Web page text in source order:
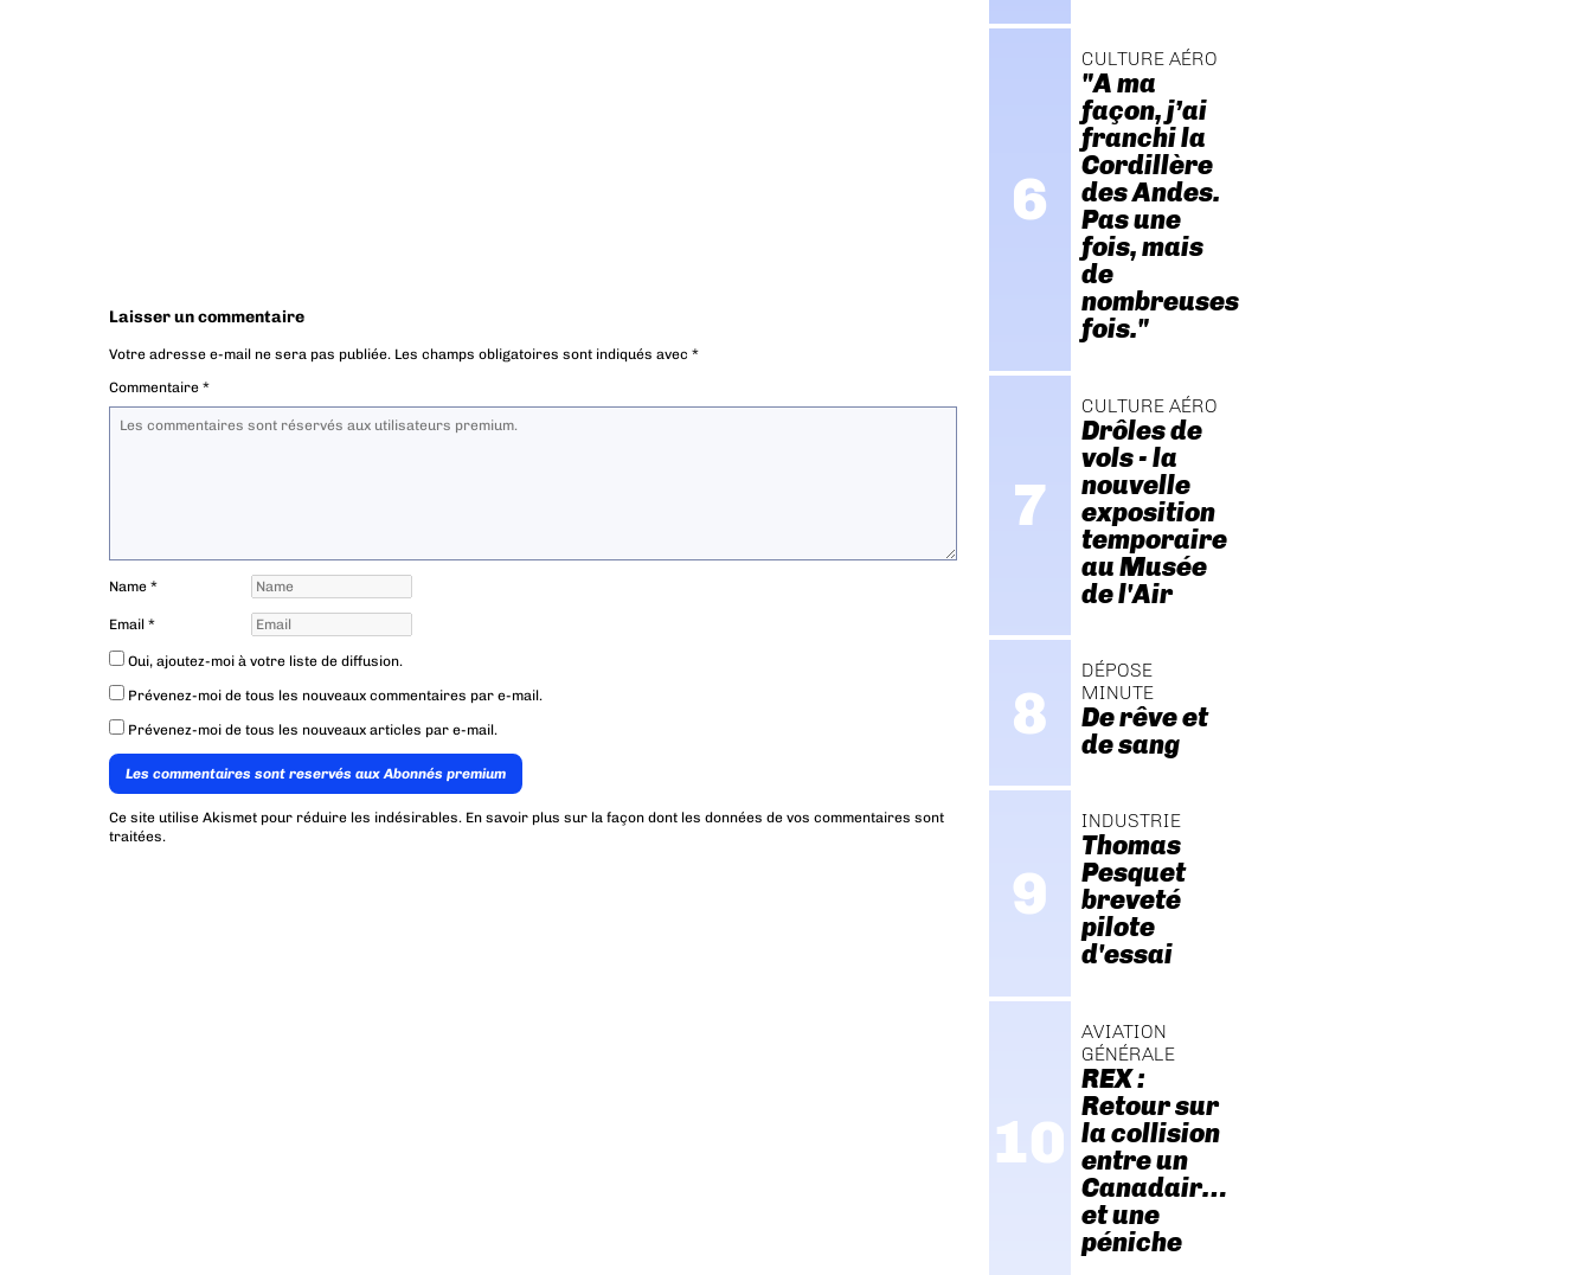
Laisser un commentaire
Votre adresse e-mail ne sera pas publiée. Les champs obligatoires sont indiqués avec *
Commentaire *
Name *
Email *
Oui, ajoutez-moi à votre liste de diffusion.
Prévenez-moi de tous les nouveaux commentaires par e-mail.
Prévenez-moi de tous les nouveaux articles par e-mail.
Les commentaires sont reservés aux Abonnés premium
Ce site utilise Akismet pour réduire les indésirables. En savoir plus sur la façon dont les données de vos commentaires sont
traitées.
CULTURE AÉRO
"A ma
façon, j’ai
franchi la
Cordillère
des Andes.
Pas une
fois, mais
de
nombreuses
fois."
CULTURE AÉRO
Drôles de
vols - la
nouvelle
exposition
temporaire
au Musée
de l'Air
DÉPOSE
MINUTE
De rêve et
de sang
INDUSTRIE
Thomas
Pesquet
breveté
pilote
d'essai
AVIATION
GÉNÉRALE
REX :
Retour sur
la collision
entre un
Canadair…
et une
péniche